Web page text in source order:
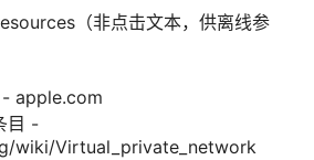
（非点击文本，供离线参
apple.com
目 -
wiki/Virtual_private_network